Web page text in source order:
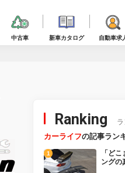
中古車 新車カタログ 自動車求
Ranking
カーライフの記事ラン
「ど
ングの